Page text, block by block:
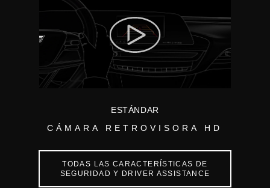
ESTÁNDAR
CÁMARA RETROVISORA HD
TODAS LAS CARACTERÍSTICAS DE
SEGURIDAD Y DRIVER ASSISTANCE